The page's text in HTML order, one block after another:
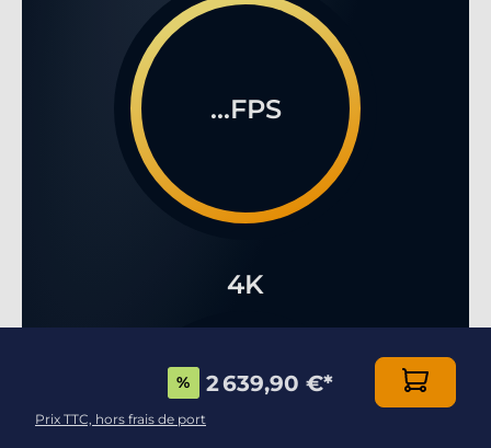
...FPS
4K
% 2 639,90 €*
Prix TTC, hors frais de port